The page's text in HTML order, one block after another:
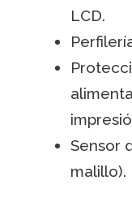
LCD.
Sensor
malillo).